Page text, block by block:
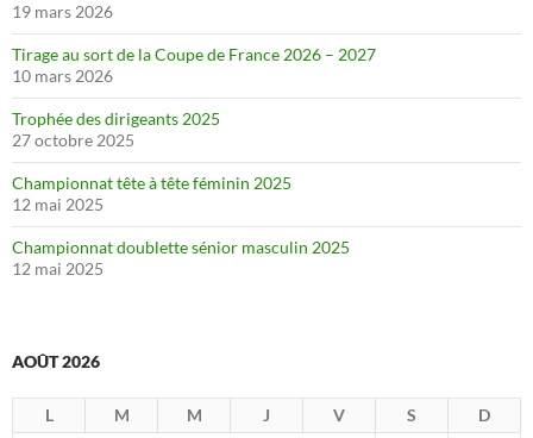
19 mars 2026
Tirage au sort de la Coupe de France 2026 – 2027
10 mars 2026
Trophée des dirigeants 2025
27 octobre 2025
Championnat tête à tête féminin 2025
12 mai 2025
Championnat doublette sénior masculin 2025
12 mai 2025
AOÛT 2026
L M M J V S
D